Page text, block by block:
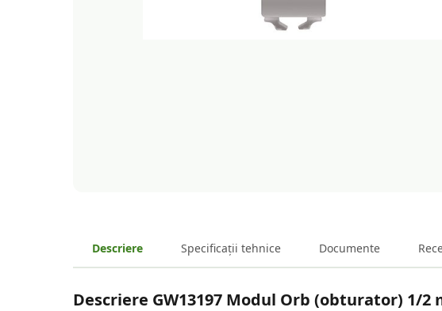
Descriere Specificații tehnice Documente
Descriere GW13197 Modul Orb (obturator) 1/2